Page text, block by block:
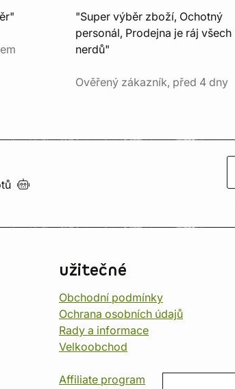
"Super výběr zboží, Ochotný
personál, Prodejna je ráj všech
nerdů"
Ověřený zákazník, před 4 dny
užitečné
Obchodní podmínky
Ochrana osobních údajů
Rady a informace
Velkoobchod
Affiliate program